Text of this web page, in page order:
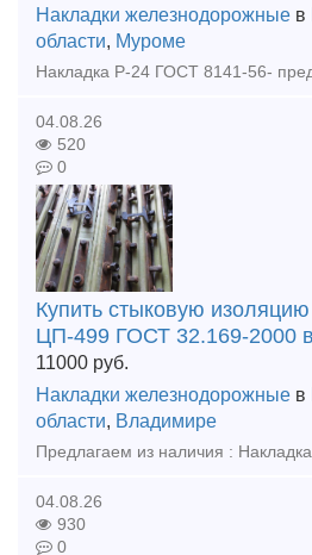
Накладки железнодорожные в
области, Муроме
04.08.26
520
0
Купить стыковую
ЦП-499 ГОСТ 32.169-2000
11000 руб.
Накладки железнодорожные в
области, Владимире
04.08.26
930
0